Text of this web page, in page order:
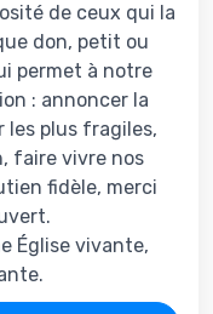
de ceux qui la
don, petit ou
permet à notre
: annoncer la
les plus fragiles,
faire vivre nos
fidèle, merci
Église vivante,